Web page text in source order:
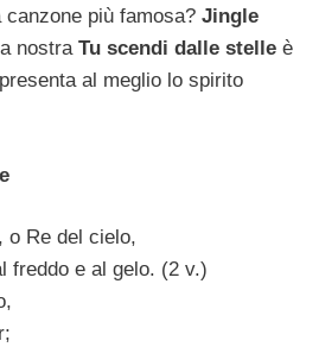
più famosa? Jingle
nostra Tu scendi dalle stelle è
al meglio lo spirito
o Re del cielo,
freddo e al gelo. (2 v.)